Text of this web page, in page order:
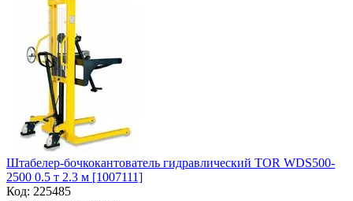
Штабелер-бочкокантователь гидравлический TOR WDS500-
2500 0.5 т 2.3 м [1007111]
Код: 225485